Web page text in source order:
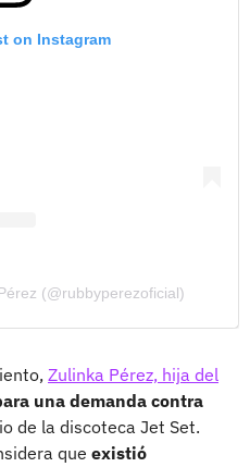
on Instagram
(@rubbyperezoficial)
Zulinka Pérez, hija del
una demanda contra
de la discoteca Jet Set.
que existió